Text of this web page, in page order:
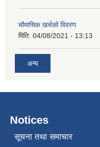
चौमासिक खर्चको विवरण
मिति: 04/08/2021 - 13:13
अन्य
Notices
सूचना तथा समाचार